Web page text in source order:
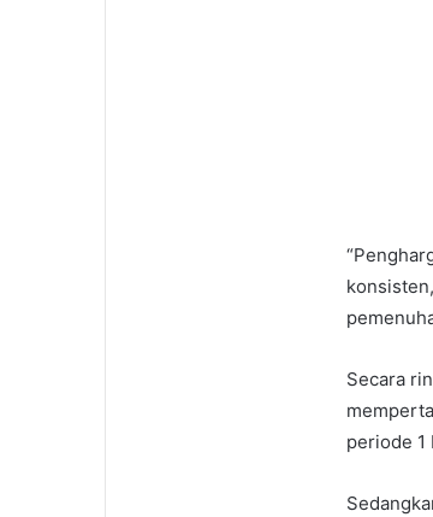
Secara
periode 1